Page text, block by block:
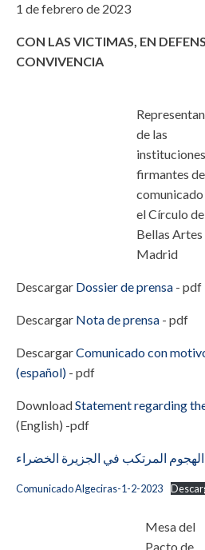
1 de febrero de 2023
CON LAS VICTIMAS, EN
CONVIVENCIA
de las
instituciones
firmantes
comunicado
el Círculo de
Bellas Artes
Madrid
Descargar Dossier de prensa - pdf
Descargar Nota de prensa - pdf
DescargarComunicado con
(español) - pdf
DownloadStatement regarding
(English) -pdf
المرتكب في الجزيرة الخضراء
Comunicado Algeciras-1-2-2023
Mesa del
Pacto de